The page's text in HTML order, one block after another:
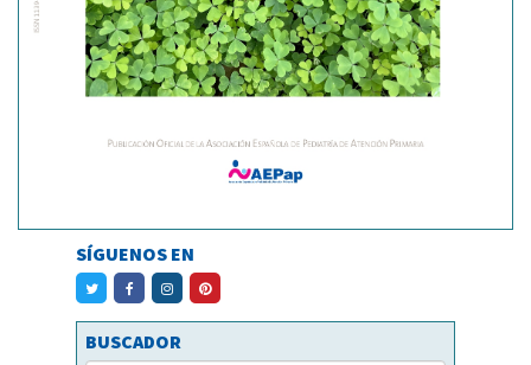
SÍGUENOS EN
BUSCADOR